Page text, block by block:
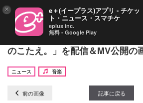
高嶺のなでしこ、5曲連続配信リ
のこたえ。」を配信＆MV公開の
ニュース
音楽
前の画像 記事に戻る
× e＋(イープラス)アプリ - チケッ
ト・ニュース・スマチケ
eplus inc.
無料 - Google Play